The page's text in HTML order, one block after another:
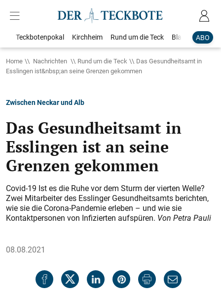
ABO
Teckbotenpokal Kirchheim Rund um die Teck Blaulicht
Home Nachrichten Rund um die Teck
Das Gesundheitsamt in
Esslingen ist&nbsp;an seine Grenzen gekommen
Zwischen Neckar und Alb
Das Gesundheitsamt in
Esslingen ist an seine
Grenzen gekommen
Covid-19 Ist es die Ruhe vor dem Sturm der vierten Welle?
Zwei Mitarbeiter des Esslinger Gesundheitsamts berichten,
wie sie die Corona-Pandemie erleben – und wie sie
Kontaktpersonen von Infizierten aufspüren. Von Petra Pauli
08.08.2021